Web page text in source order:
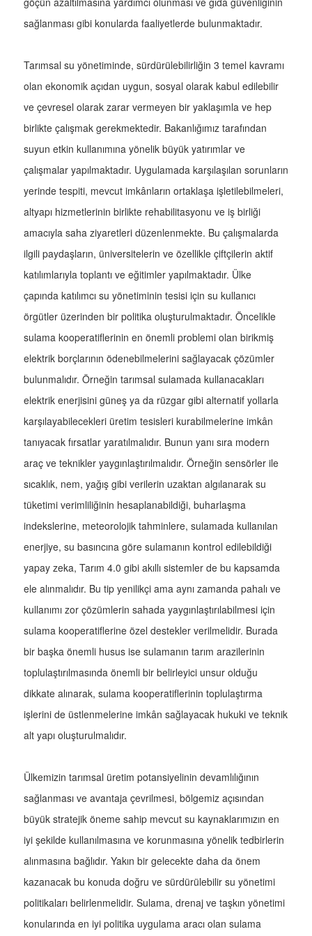
sağlanması gibi konularda faaliyetlerde bulunmaktadır.
Tarımsal su yönetiminde, sürdürülebilirliğin 3 temel kavramı
olan ekonomik açıdan uygun, sosyal olarak kabul edilebilir
ve çevresel olarak zarar vermeyen bir yaklaşımla ve hep
birlikte çalışmak gerekmektedir. Bakanlığımız tarafından
suyun etkin kullanımına yönelik büyük yatırımlar ve
çalışmalar yapılmaktadır. Uygulamada karşılaşılan sorunların
yerinde tespiti, mevcut imkânların ortaklaşa işletilebilmeleri,
altyapı hizmetlerinin birlikte rehabilitasyonu ve iş birliği
amacıyla saha ziyaretleri düzenlenmekte. Bu çalışmalarda
ilgili paydaşların, üniversitelerin ve özellikle çiftçilerin aktif
katılımlarıyla toplantı ve eğitimler yapılmaktadır. Ülke
çapında katılımcı su yönetiminin tesisi için su kullanıcı
örgütler üzerinden bir politika oluşturulmaktadır. Öncelikle
sulama kooperatiflerinin en önemli problemi olan birikmiş
elektrik borçlarının ödenebilmelerini sağlayacak çözümler
bulunmalıdır. Örneğin tarımsal sulamada kullanacakları
elektrik enerjisini güneş ya da rüzgar gibi alternatif yollarla
karşılayabilecekleri üretim tesisleri kurabilmelerine imkân
tanıyacak fırsatlar yaratılmalıdır. Bunun yanı sıra modern
araç ve teknikler yaygınlaştırılmalıdır. Örneğin sensörler ile
sıcaklık, nem, yağış gibi verilerin uzaktan algılanarak su
tüketimi verimliliğinin hesaplanabildiği, buharlaşma
indekslerine, meteorolojik tahminlere, sulamada kullanılan
enerjiye, su basıncına göre sulamanın kontrol edilebildiği
yapay zeka, Tarım 4.0 gibi akıllı sistemler de bu kapsamda
ele alınmalıdır. Bu tip yenilikçi ama aynı zamanda pahalı ve
kullanımı zor çözümlerin sahada yaygınlaştırılabilmesi için
sulama kooperatiflerine özel destekler verilmelidir. Burada
bir başka önemli husus ise sulamanın tarım arazilerinin
toplulaştırılmasında önemli bir belirleyici unsur olduğu
dikkate alınarak, sulama kooperatiflerinin toplulaştırma
işlerini de üstlenmelerine imkân sağlayacak hukuki ve teknik
alt yapı oluşturulmalıdır.
Ülkemizin tarımsal üretim potansiyelinin devamlılığının
sağlanması ve avantaja çevrilmesi, bölgemiz açısından
büyük stratejik öneme sahip mevcut su kaynaklarımızın en
iyi şekilde kullanılmasına ve korunmasına yönelik tedbirlerin
alınmasına bağlıdır. Yakın bir gelecekte daha da önem
kazanacak bu konuda doğru ve sürdürülebilir su yönetimi
politikaları belirlenmelidir. Sulama, drenaj ve taşkın yönetimi
konularında en iyi politika uygulama aracı olan sulama